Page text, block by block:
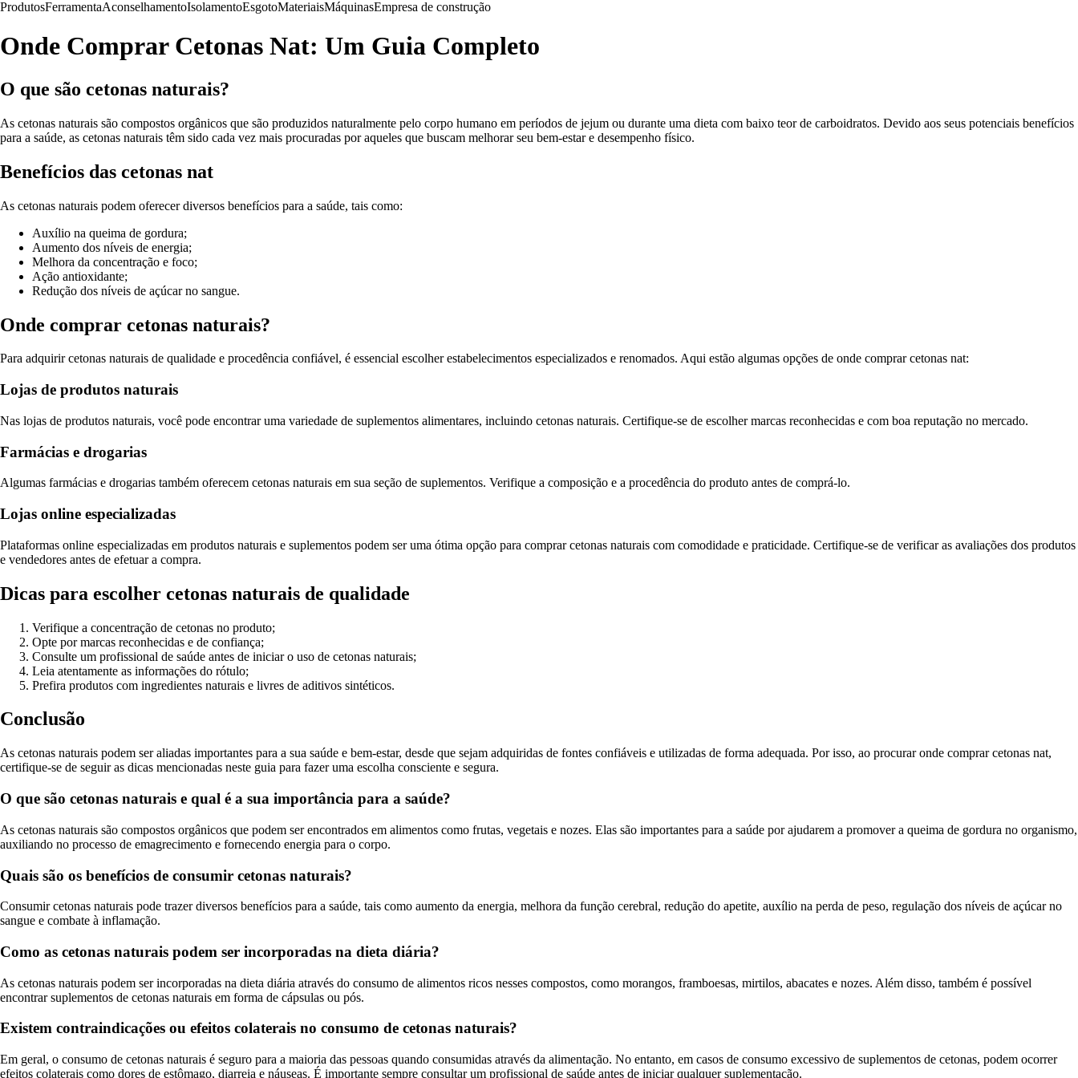
ProdutosFerramentaAconselhamentoIsolamentoEsgotoMateriaisMáquinasEmpresa de construção
Onde Comprar Cetonas Nat: Um Guia Completo
O que são cetonas naturais?
As cetonas naturais são compostos orgânicos que são produzidos naturalmente pelo corpo humano em períodos de jejum ou durante uma dieta com baixo teor de carboidratos. Devido aos seus potenciais benefícios
para a saúde, as cetonas naturais têm sido cada vez mais procuradas por aqueles que buscam melhorar seu bem-estar e desempenho físico.
Benefícios das cetonas nat
As cetonas naturais podem oferecer diversos benefícios para a saúde, tais como:
Auxílio na queima de gordura;
Aumento dos níveis de energia;
Melhora da concentração e foco;
Ação antioxidante;
Redução dos níveis de açúcar no sangue.
Onde comprar cetonas naturais?
Para adquirir cetonas naturais de qualidade e procedência confiável, é essencial escolher estabelecimentos especializados e renomados. Aqui estão algumas opções de onde comprar cetonas nat:
Lojas de produtos naturais
Nas lojas de produtos naturais, você pode encontrar uma variedade de suplementos alimentares, incluindo cetonas naturais. Certifique-se de escolher marcas reconhecidas e com boa reputação no mercado.
Farmácias e drogarias
Algumas farmácias e drogarias também oferecem cetonas naturais em sua seção de suplementos. Verifique a composição e a procedência do produto antes de comprá-lo.
Lojas online especializadas
Plataformas online especializadas em produtos naturais e suplementos podem ser uma ótima opção para comprar cetonas naturais com comodidade e praticidade. Certifique-se de verificar as avaliações dos produtos
e vendedores antes de efetuar a compra.
Dicas para escolher cetonas naturais de qualidade
Verifique a concentração de cetonas no produto;
Opte por marcas reconhecidas e de confiança;
Consulte um profissional de saúde antes de iniciar o uso de cetonas naturais;
Leia atentamente as informações do rótulo;
Prefira produtos com ingredientes naturais e livres de aditivos sintéticos.
Conclusão
As cetonas naturais podem ser aliadas importantes para a sua saúde e bem-estar, desde que sejam adquiridas de fontes confiáveis e utilizadas de forma adequada. Por isso, ao procurar onde comprar cetonas nat,
certifique-se de seguir as dicas mencionadas neste guia para fazer uma escolha consciente e segura.
O que são cetonas naturais e qual é a sua importância para a saúde?
As cetonas naturais são compostos orgânicos que podem ser encontrados em alimentos como frutas, vegetais e nozes. Elas são importantes para a saúde por ajudarem a promover a queima de gordura no organismo,
auxiliando no processo de emagrecimento e fornecendo energia para o corpo.
Quais são os benefícios de consumir cetonas naturais?
Consumir cetonas naturais pode trazer diversos benefícios para a saúde, tais como aumento da energia, melhora da função cerebral, redução do apetite, auxílio na perda de peso, regulação dos níveis de açúcar no
sangue e combate à inflamação.
Como as cetonas naturais podem ser incorporadas na dieta diária?
As cetonas naturais podem ser incorporadas na dieta diária através do consumo de alimentos ricos nesses compostos, como morangos, framboesas, mirtilos, abacates e nozes. Além disso, também é possível
encontrar suplementos de cetonas naturais em forma de cápsulas ou pós.
Existem contraindicações ou efeitos colaterais no consumo de cetonas naturais?
Em geral, o consumo de cetonas naturais é seguro para a maioria das pessoas quando consumidas através da alimentação. No entanto, em casos de consumo excessivo de suplementos de cetonas, podem ocorrer
efeitos colaterais como dores de estômago, diarreia e náuseas. É importante sempre consultar um profissional de saúde antes de iniciar qualquer suplementação.